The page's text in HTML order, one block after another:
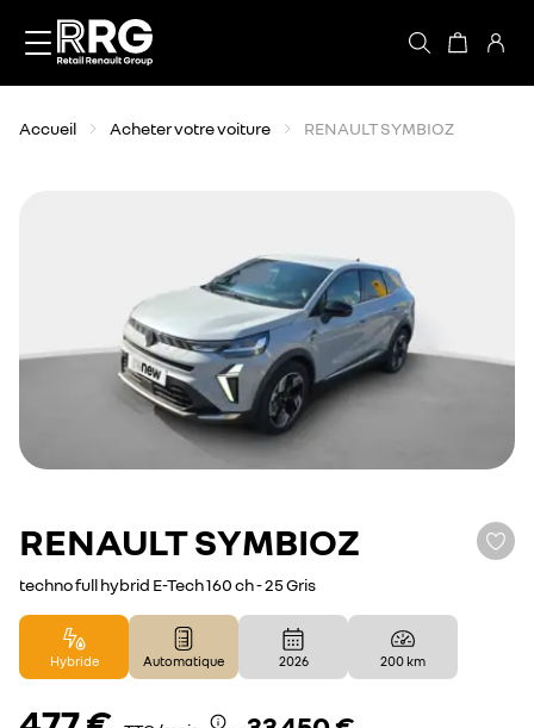
Accueil Acheter votre voiture RENAULT SYMBIOZ
RENAULTSYMBIOZ
techno full hybrid E-Tech 160 ch - 25 Gris
Hybride Automatique 2026 200 km